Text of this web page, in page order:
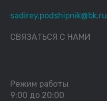
sadirey.podshipnik@bk.ru
СВЯЗАТЬСЯ С НАМИ
Режим работы
9:00 до 20:00